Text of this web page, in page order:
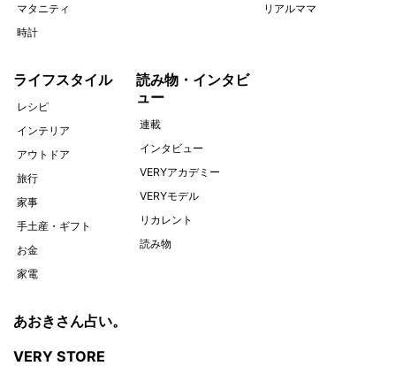
マタニティ
時計
リアルママ
ライフスタイル
レシピ
インテリア
アウトドア
旅行
家事
手土産・ギフト
お金
家電
読み物・インタビ
ュー
連載
インタビュー
VERYアカデミー
VERYモデル
リカレント
読み物
あおきさん占い。
VERY STORE